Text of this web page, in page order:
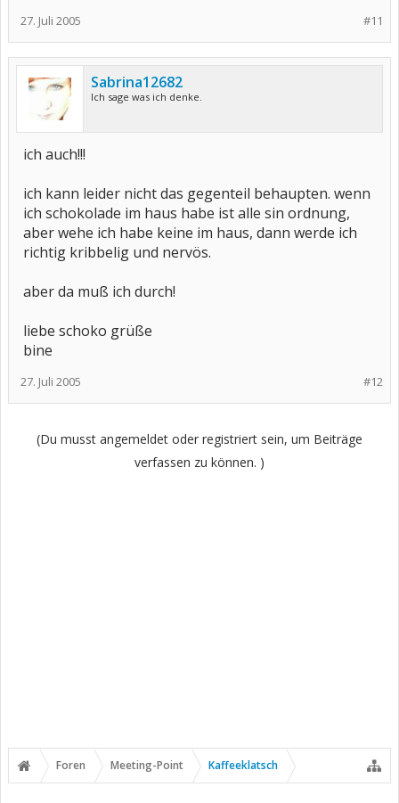
#11
27. Juli 2005
Sabrina12682
Ich sage was ich denke.
ich auch!!!
ich kann leider nicht das gegenteil behaupten. wenn
ich schokolade im haus habe ist alle sin ordnung,
aber wehe ich habe keine im haus, dann werde ich
richtig kribbelig und nervös.
aber da muß ich durch!
liebe schoko grüße
bine
#12
27. Juli 2005
(Du musst angemeldet oder registriert sein, um Beiträge
verfassen zu können. )
Foren Meeting-Point Kaffeeklatsch